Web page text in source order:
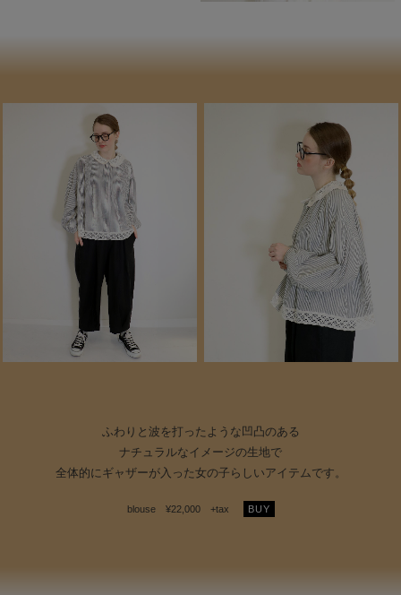
ふわりと波を打ったような凹凸のある
ナチュラルなイメージの生地で
全体的にギャザーが入った女の子らしいアイテムです。
blouse ¥22,000 +tax BUY